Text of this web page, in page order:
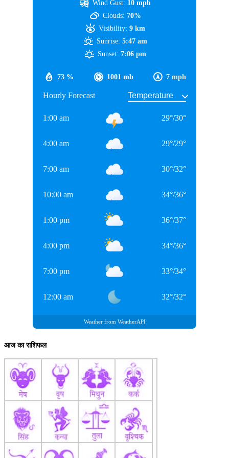
नीलामी में आते हैं, तो मुझे यकीन है कि उन्हें ऊंची कीमत मिलेगी।”
शानदार है हिटमैन का रिकॉर्ड
Rohit Sharma
रोहित शर्मा (Rohit Sharma) साल 2011 में मुंबई इंडियंस में शामिल हुए। वहीं,
उन्हें आईपीएल 2013 के दौरान टीम का कप्तान नियुक्त किया गया। कप्तानी
मिलते हुए रोहित ने मुंबई इंडियंस को उनका पहला ख़िताब जीता दिया। इतना ही
73 % 1001 mb 7 mph
Wind Gust: 10 mph
Clouds: 70%
Visibility: 9 km
Sunrise: 5:47 am
Sunset: 7:06 pm
Hourly Forecast
1:00 am 29°/30°
4:00 am 29°/29°
7:00 am 30°/32°
10:00 am 34°/36°
1:00 pm 36°/37°
4:00 pm 34°/36°
7:00 pm 33°/34°
12:00 am 32°/32°
Weather from WeatherAPI
आज का राशिफल